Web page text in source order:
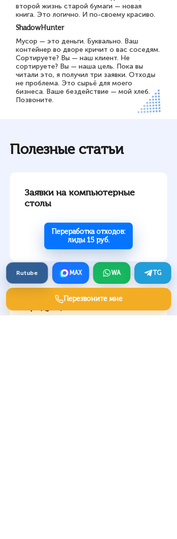
Rutube
второй жизнь старой бумаги — новая
книга. Это логично. И по-своему красиво.
ShadowHunter
Мусор — это деньги. Буквально. Ваш
контейнер во дворе кричит о вас соседям.
Сортируете? Вы — наш клиент. Не
сортируете? Вы — наша цель. Пока вы
читали это, я получил три заявки. Отходы
не проблема. Это сырьё для моего
бизнеса. Ваше бездействие — мой хлеб.
Позвоните.
Полезные статьи
Заявки на компьютерные
столы
Клиентские заявки на
продукцию легкой
промышленности
MAX WA TG
Перезвоните мне
Переработка отходов:
лиды 15 руб.